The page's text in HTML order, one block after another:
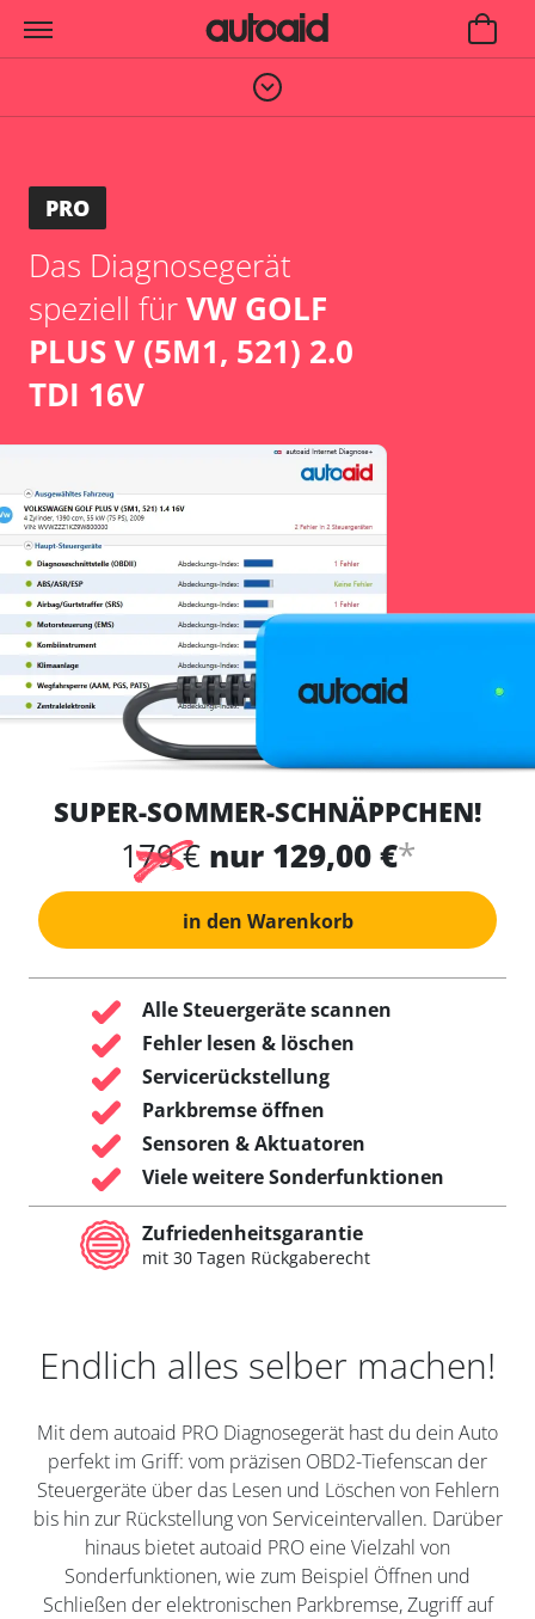
PRO
Das Diagnosegerät
speziell fürVW GOLF
PLUS V (5M1, 521) 2.0
TDI 16V
SUPER-SOMMER-SCHNÄPPCHEN!
179 € nur 129,00 €*
in den Warenkorb
Alle Steuergeräte scannen
Fehler lesen & löschen
Servicerückstellung
Parkbremse öffnen
Sensoren & Aktuatoren
Viele weitere Sonderfunktionen
Zufriedenheitsgarantie
mit 30 Tagen Rückgaberecht
Endlich alles selber machen!
Mit dem autoaid PRO Diagnosegerät hast du dein Auto
perfekt im Griff: vom präzisen OBD2-Tiefenscan der
Steuergeräte über das Lesen und Löschen von Fehlern
bis hin zur Rückstellung von Serviceintervallen. Darüber
hinaus bietet autoaid PRO eine Vielzahl von
Sonderfunktionen, wie zum Beispiel Öffnen und
Schließen der elektronischen Parkbremse, Zugriff auf